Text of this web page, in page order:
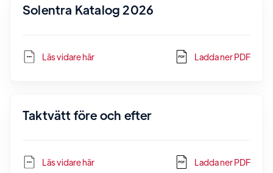
Solentra Katalog 2026
Läs vidare här Ladda ner PDF
Taktvätt före och efter
Läs vidare här Ladda ner PDF